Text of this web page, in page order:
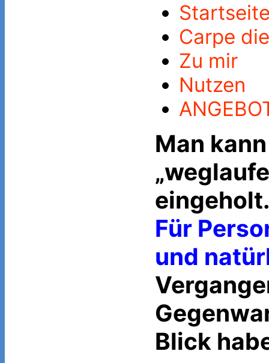
Carpe
Zu mir
Nutzen
Man
Für
und
Blick